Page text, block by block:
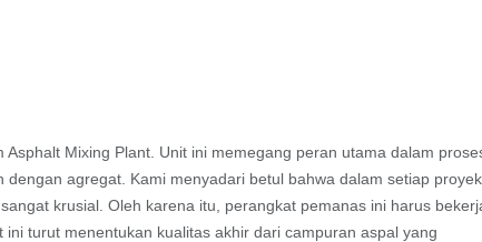
Mixing Plant. Unit ini memegang peran utama dalam
agregat. Kami menyadari betul bahwa dalam setiap proyek
krusial. Oleh karena itu, perangkat pemanas ini harus
turut menentukan kualitas akhir dari campuran aspal yang